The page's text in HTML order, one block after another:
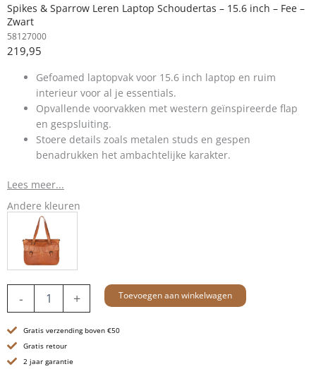
Spikes & Sparrow Leren Laptop Schoudertas – 15.6 inch – Fee –
Zwart
58127000
219,95
Gefoamed laptopvak voor 15.6 inch laptop en ruim
interieur voor al je essentials.
Opvallende voorvakken met western geïnspireerde flap
en gespsluiting.
Stoere details zoals metalen studs en gespen
benadrukken het ambachtelijke karakter.
Lees meer...
Andere kleuren
-
Laptop
-
15.6
inch
+ Toevoegen aan winkelwagen
Gratis verzending boven €50
Gratis retour
2 jaar garantie